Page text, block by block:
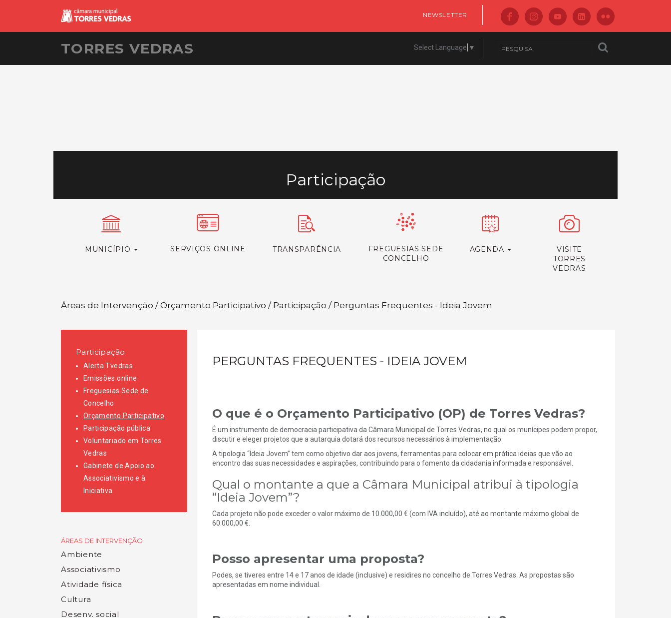
NEWSLETTER
TORRES VEDRAS Select Language ▼
Participação
MUNICÍPIO SERVIÇOS ONLINE TRANSPARÊNCIA
FREGUESIAS SEDE
CONCELHO
AGENDA
VISITE
TORRES
VEDRAS
Áreas de Intervenção / Orçamento Participativo / Participação / Perguntas Frequentes - Ideia Jovem
Participação
Alerta Tvedras
Emissões online
Freguesias Sede de
Concelho
Orçamento Participativo
Participação pública
Voluntariado em Torres
Vedras
Gabinete de Apoio ao
Associativismo e à
Iniciativa
ÁREAS DE INTERVENÇÃO
Ambiente
Associativismo
Atividade física
Cultura
Desenv. social
PERGUNTAS FREQUENTES - IDEIA JOVEM
O que é o Orçamento Participativo (OP) de Torres Vedras?
É um instrumento de democracia participativa da Câmara Municipal de Torres Vedras, no qual os munícipes podem propor,
discutir e eleger projetos que a autarquia dotará dos recursos necessários à implementação.
A tipologia “Ideia Jovem” tem como objetivo dar aos jovens, ferramentas para colocar em prática ideias que vão ao
encontro das suas necessidades e aspirações, contribuindo para o fomento da cidadania informada e responsável.
Qual o montante a que a Câmara Municipal atribui à tipologia
“Ideia Jovem”?
Cada projeto não pode exceder o valor máximo de 10.000,00 € (com IVA incluído), até ao montante máximo global de
60.000,00 €.
Posso apresentar uma proposta?
Podes, se tiveres entre 14 e 17 anos de idade (inclusive) e residires no concelho de Torres Vedras. As propostas são
apresentadas em nome individual.